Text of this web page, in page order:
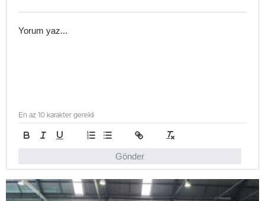
Gönder
En az 10 karakter gerekli